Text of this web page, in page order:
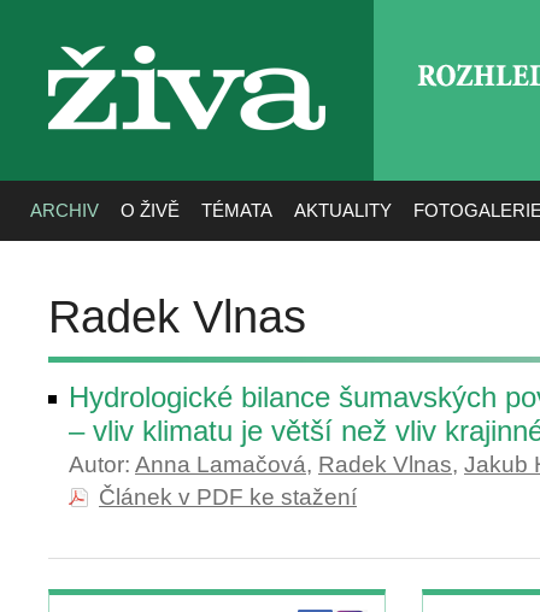
živa
ARCHIV O ŽIVĚ TÉMATA AKTUALITY
Radek Vlnas
Hydrologické bilance šumavských
– vliv klimatu je větší než vliv
Autor: Anna Lamačová, Radek Vlnas, Jakub
Článek v PDF ke stažení